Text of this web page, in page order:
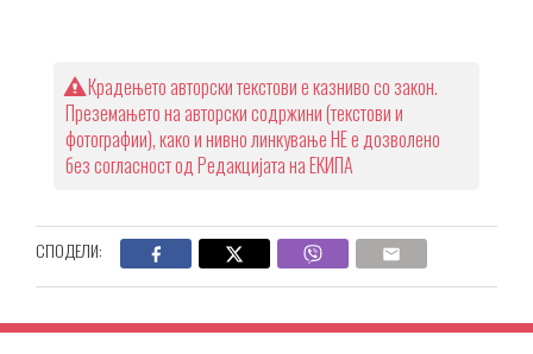
Крадењето авторски текстови е казниво со закон.
Преземањето на авторски содржини (текстови и
фотографии), како и нивно линкување НЕ е дозволено
без согласност од Редакцијата на ЕКИПА
СПОДЕЛИ: